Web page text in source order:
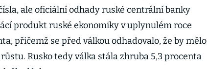
ale oficiální odhady ruské centrální banky
produkt ruské ekonomiky v uplynulém roce
přičemž se před válkou odhadovalo, že by mělo
Rusko tedy válka stála zhruba 5,3 procenta